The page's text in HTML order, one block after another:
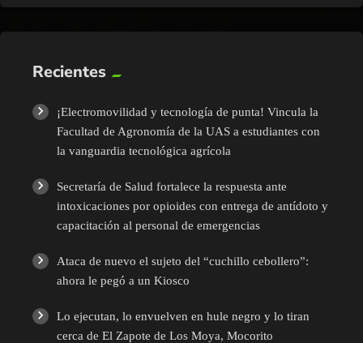
Recientes
¡Electromovilidad y tecnología de punta! Vincula la
Facultad de Agronomía de la UAS a estudiantes con
la vanguardia tecnológica agrícola
Secretaría de Salud fortalece la respuesta ante
intoxicaciones por opioides con entrega de antídoto y
capacitación al personal de emergencias
Ataca de nuevo el sujeto del “cuchillo cebollero”:
ahora le pegó a un Kiosco
Lo ejecutan, lo envuelven en hule negro y lo tiran
cerca de El Zapote de Los Moya, Mocorito